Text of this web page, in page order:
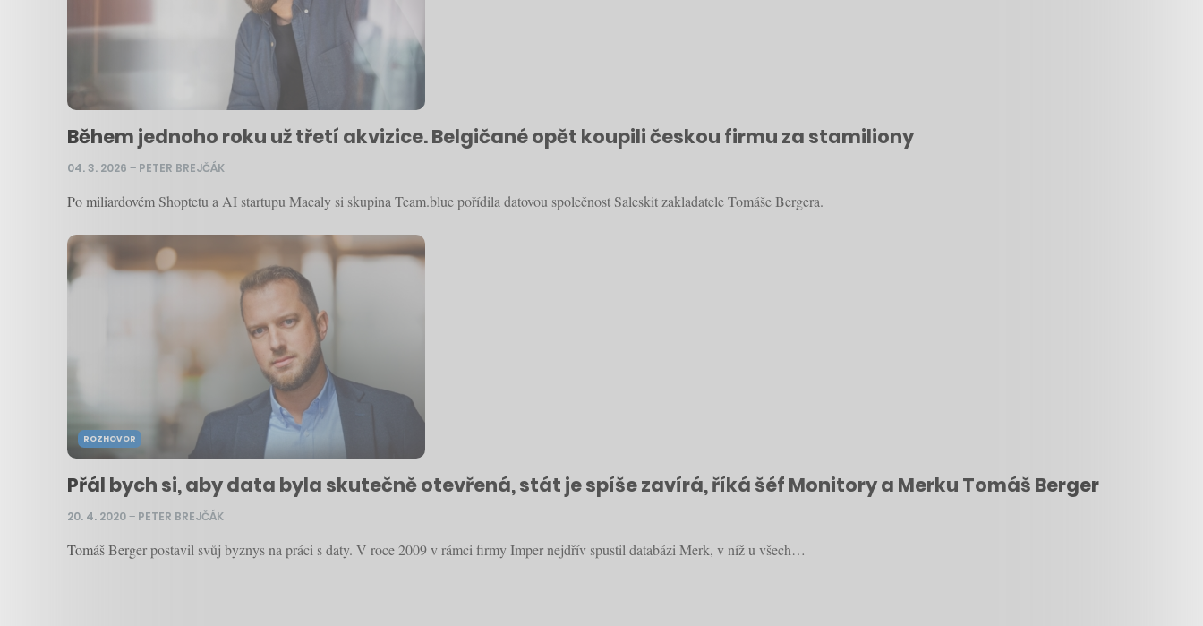
Během jednoho roku už třetí akvizice. Belgičané opět koupili českou firmu za stamiliony
04. 3. 2026 – PETER BREJČÁK
Po miliardovém Shoptetu a AI startupu Macaly si skupina Team.blue pořídila datovou společnost Saleskit zakladatele Tomáše Bergera.
ROZHOVOR
Přál bych si, aby data byla skutečně otevřená, stát je spíše zavírá, říká šéf Monitory a Merku Tomáš Berger
20. 4. 2020– PETER BREJČÁK
Tomáš Berger postavil svůj byznys na práci s daty. V roce 2009 v rámci firmy Imper nejdřív spustil databázi Merk, v níž u všech…